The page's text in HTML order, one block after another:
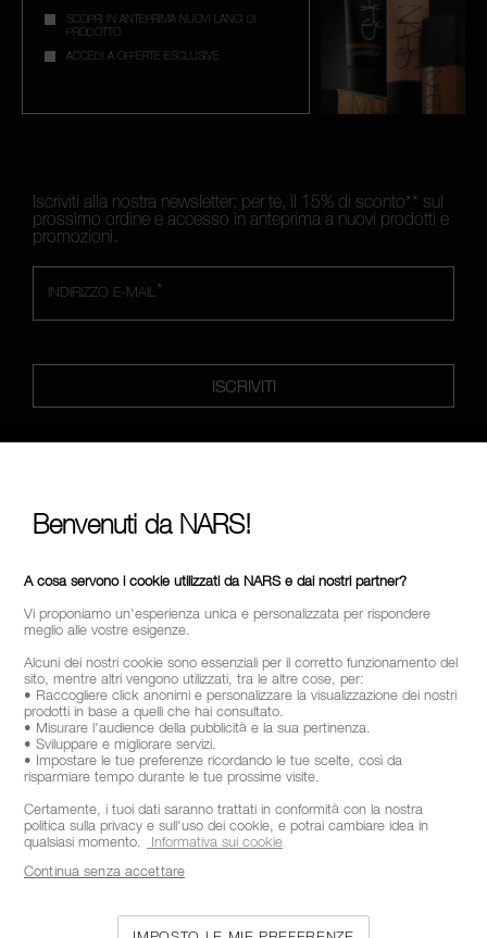
SCOPRI IN ANTEPRIMA NUOVI LANCI DI
PRODOTTO
ACCEDI A OFFERTE ESCLUSIVE
Iscriviti alla nostra newsletter: per te, il 15% di sconto** sul
prossimo ordine e accesso in anteprima a nuovi prodotti e
promozioni.
*
INDIRIZZO E-MAIL
ISCRIVITI
CHIAMACI AL NUMERO +390236014910
CHI SIAMO
MY NARS
HELP & FAQ
COME ACQUISTARE
SELEZIONA PAESE / REGIONE
Benvenuti da NARS!
A cosa servono i cookie utilizzati da NARS e dai nostri partner?
Vi proponiamo un'esperienza unica e personalizzata per rispondere
meglio alle vostre esigenze.
Alcuni dei nostri cookie sono essenziali per il corretto funzionamento del
sito, mentre altri vengono utilizzati, tra le altre cose, per:
• Raccogliere click anonimi e personalizzare la visualizzazione dei nostri
prodotti in base a quelli che hai consultato.
• Misurare l'audience della pubblicità e la sua pertinenza.
• Sviluppare e migliorare servizi.
• Impostare le tue preferenze ricordando le tue scelte, così da
risparmiare tempo durante le tue prossime visite.
Certamente, i tuoi dati saranno trattati in conformità con la nostra
politica sulla privacy e sull'uso dei cookie, e potrai cambiare idea in
qualsiasi momento.
Informativa sui cookie
Continua senza accettare